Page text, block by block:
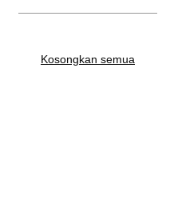
Kosongkan semua